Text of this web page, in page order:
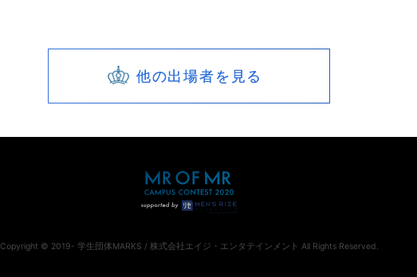
他の出場者を見る
Copyright © 2019- 学生団体MARKS / 株式会社エイジ・エンタテインメント All Rights Reserved.